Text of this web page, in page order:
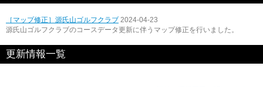
［マップ修正］源氏山ゴルフクラブ 2024-04-23
源氏山ゴルフクラブのコースデータ更新に伴うマップ修正を行いました。
更新情報一覧